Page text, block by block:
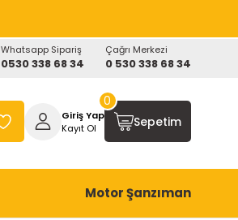
Whatsapp Sipariş
0530 338 68 34
Çağrı Merkezi
0 530 338 68 34
Giriş Yap
Kayıt Ol
Sepetim
0
Motor Şanzıman